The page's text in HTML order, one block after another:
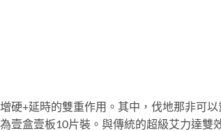
硬+延時的雙重作用。其中，伐地那非可
壹盒壹板10片裝。與傳統的超級艾力達雙